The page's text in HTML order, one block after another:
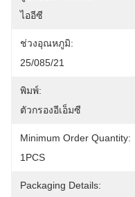
ไออีซี
ช่วงอุณหภูมิ:
25/085/21
พิมพ์:
ตัวกรองอีเอ็มซี
Minimum Order Quantity:
1PCS
Packaging Details: